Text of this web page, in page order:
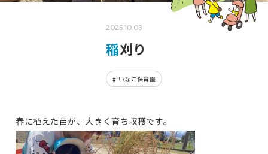
2025.10.03
稲刈り
いなこ保育園
春に植えた苗が、大きく育ち収穫です。